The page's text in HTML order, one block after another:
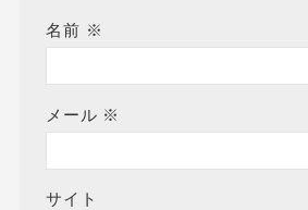
名前 ※
メール ※
サイト